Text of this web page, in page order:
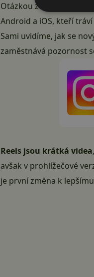
Otázkou zůstává, proč
Android a iOS, kteří
Sami uvidíme, jak se
zaměstnává pozornost
Reels jsou krátká videa
avšak v prohlížečové
je první změna k